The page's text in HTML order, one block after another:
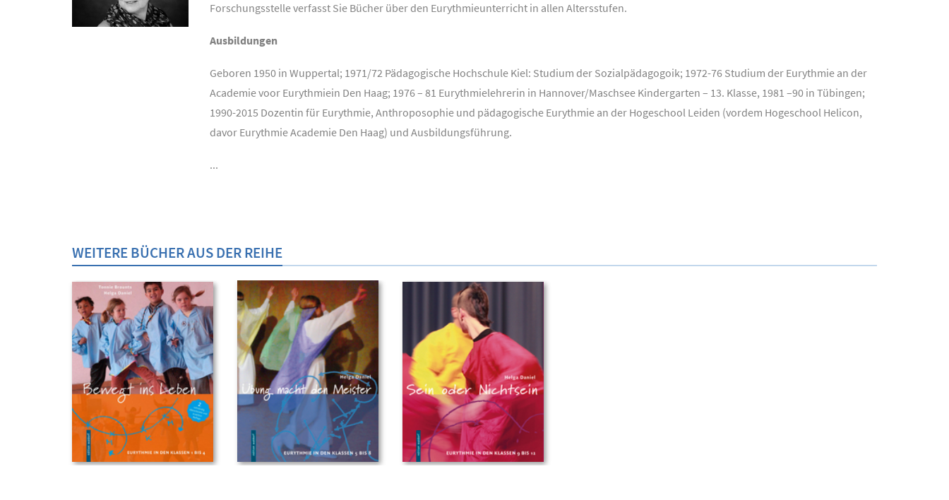
Forschungsstelle verfasst Sie Bücher über den Eurythmieunterricht in allen Altersstufen.
Ausbildungen
Geboren 1950 in Wuppertal; 1971/72 Pädagogische Hochschule Kiel: Studium der Sozialpädagogoik; 1972-76 Studium der Eurythmie an der
Academie voor Eurythmiein Den Haag; 1976 – 81 Eurythmielehrerin in Hannover/Maschsee Kindergarten – 13. Klasse, 1981 –90 in Tübingen;
1990-2015 Dozentin für Eurythmie, Anthroposophie und pädagogische Eurythmie an der Hogeschool Leiden (vordem Hogeschool Helicon,
davor Eurythmie Academie Den Haag) und Ausbildungsführung.
...
WEITERE BÜCHER AUS DER REIHE